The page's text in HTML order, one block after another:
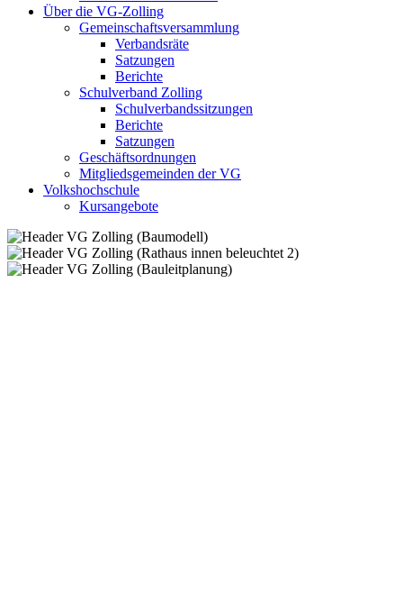
Über die VG-Zolling
Gemeinschaftsversammlung
Verbandsräte
Satzungen
Berichte
Schulverband Zolling
Schulverbandssitzungen
Berichte
Satzungen
Geschäftsordnungen
Mitgliedsgemeinden der VG
Volkshochschule
Kursangebote